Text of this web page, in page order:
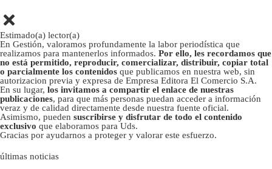
Estimado(a) lector(a)
En Gestión, valoramos profundamente la labor periodística que
realizamos para mantenerlos informados. Por ello, les recordamos que
no está permitido, reproducir, comercializar, distribuir, copiar total
o parcialmente los contenidos que publicamos en nuestra web, sin
autorizacion previa y expresa de Empresa Editora El Comercio S.A.
En su lugar, los invitamos a compartir el enlace de nuestras
publicaciones, para que más personas puedan acceder a información
veraz y de calidad directamente desde nuestra fuente oficial.
Asimismo, pueden suscribirse y disfrutar de todo el contenido
exclusivo que elaboramos para Uds.
Gracias por ayudarnos a proteger y valorar este esfuerzo.
últimas noticias